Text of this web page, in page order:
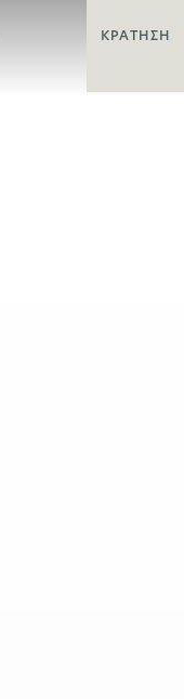
ΚΡΆΤΗΣΗ